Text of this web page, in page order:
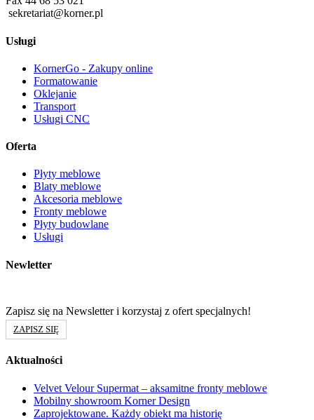
sekretariat@korner.pl
Usługi
KornerGo - Zakupy online
Formatowanie
Oklejanie
Transport
Usługi CNC
Oferta
Płyty meblowe
Blaty meblowe
Akcesoria meblowe
Fronty meblowe
Płyty budowlane
Usługi
Newletter
Zapisz się na Newsletter i korzystaj z ofert specjalnych!
ZAPISZ SIĘ
Aktualności
Velvet Velour Supermat – aksamitne fronty meblowe
Mobilny showroom Korner Design
Zaprojektowane. Każdy obiekt ma historię